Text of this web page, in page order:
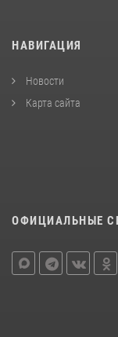
НАВИГАЦИЯ
Новости
Карта сайта
ОФИЦИАЛЬНЫЕ